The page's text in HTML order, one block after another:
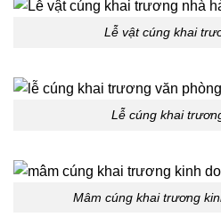
Lễ vật cúng khai
Lễ cúng khai
Mâm cúng khai trương